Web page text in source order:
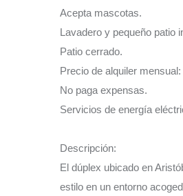
Acepta mascotas.
Lavadero y pequeño patio
Patio cerrado.
Precio de alquiler mensual:
No paga expensas.
Servicios de energía
Descripción:
El dúplex ubicado en
estilo en un entorno